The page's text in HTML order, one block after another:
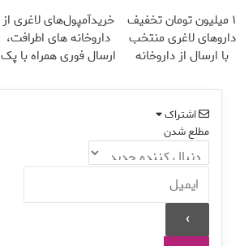
۱ میلیون تومان تخفیف
داروهای لاغری منتخب
با ارسال از داروخانه
خریدآمپول‌های لاغری از
داروخانه های اطرافت،
ارسال فوری همراه با پک
اشتراک
مطلع شدن